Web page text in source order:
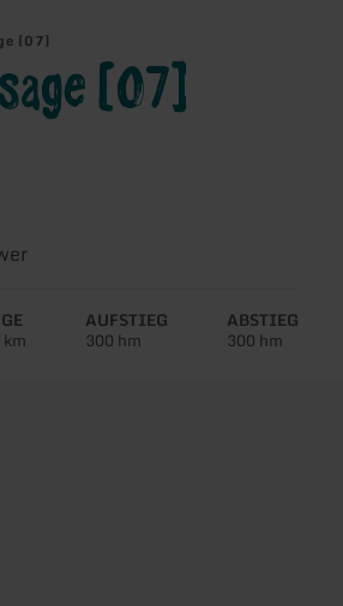
[07]
[07]
AUFSTIEG
300 hm
ABSTIEG
300 hm